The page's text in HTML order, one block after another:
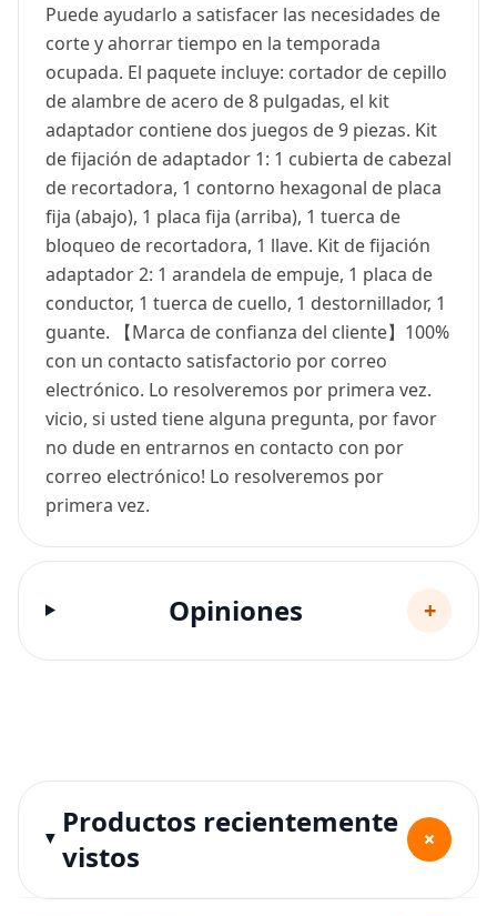
Puede ayudarlo a satisfacer las necesidades de
corte y ahorrar tiempo en la temporada
ocupada. El paquete incluye: cortador de cepillo
de alambre de acero de 8 pulgadas, el kit
adaptador contiene dos juegos de 9 piezas. Kit
de fijación de adaptador 1: 1 cubierta de cabezal
de recortadora, 1 contorno hexagonal de placa
fija (abajo), 1 placa fija (arriba), 1 tuerca de
bloqueo de recortadora, 1 llave. Kit de fijación
adaptador 2: 1 arandela de empuje, 1 placa de
conductor, 1 tuerca de cuello, 1 destornillador, 1
guante. 【Marca de confianza del cliente】100%
con un contacto satisfactorio por correo
electrónico. Lo resolveremos por primera vez.
vicio, si usted tiene alguna pregunta, por favor
no dude en entrarnos en contacto con por
correo electrónico! Lo resolveremos por
primera vez.
Opiniones +
Productos recientemente
vistos
+